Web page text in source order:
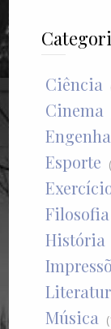
Ciência
Cinema
Esporte
Filosofia
História
Música